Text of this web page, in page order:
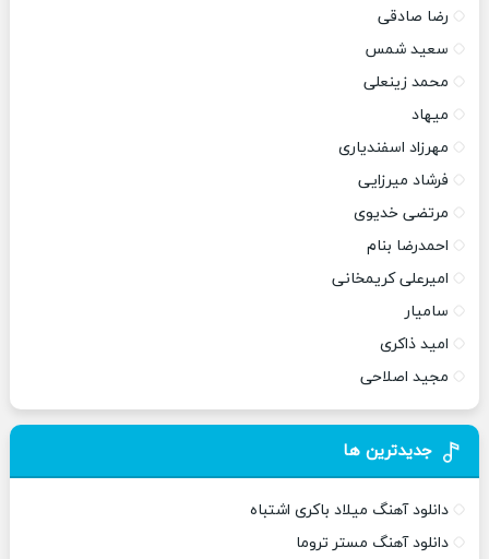
رضا صادقی
سعید شمس
محمد زینعلی
میهاد
مهرزاد اسفندیاری
فرشاد میرزایی
مرتضی خدیوی
احمدرضا بنام
امیرعلی کریمخانی
سامیار
امید ذاکری
مجید اصلاحی
جدیدترین ها
دانلود آهنگ میلاد باکری اشتباه
دانلود آهنگ مستر تروما